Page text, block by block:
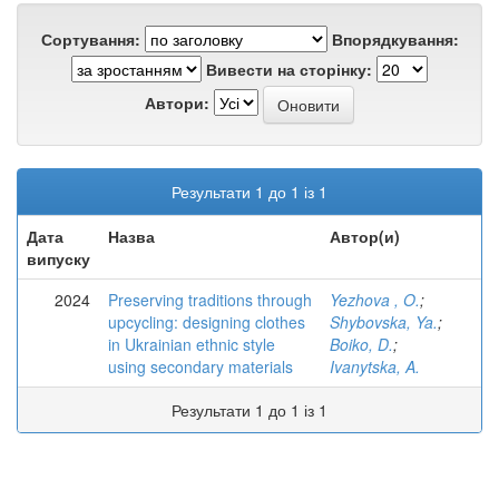
Сортування:
Впорядкування:
Вивести на сторінку:
Автори:
Результати 1 до 1 із 1
Дата
випуску
Назва Автор(и)
2024
Preserving traditions through
upcycling: designing clothes
in Ukrainian ethnic style
using secondary materials
Yezhova , O.;
Shybovska, Ya.;
Boiko, D.;
Ivanytska, A.
Результати 1 до 1 із 1